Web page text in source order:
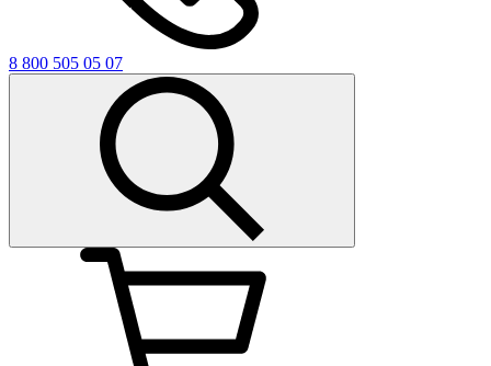
8 800 505 05 07